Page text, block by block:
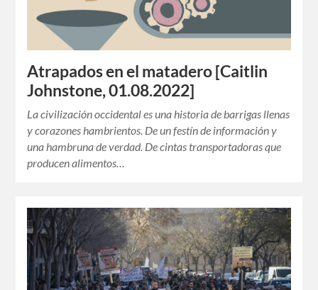
Atrapados en el matadero [Caitlin
Johnstone, 01.08.2022]
La civilización occidental es una historia de barrigas llenas
y corazones hambrientos. De un festín de información y
una hambruna de verdad. De cintas transportadoras que
producen alimentos…